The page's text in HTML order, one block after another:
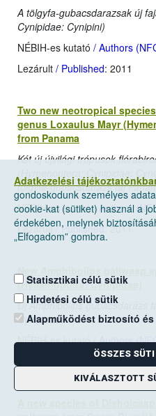
A tölgyfa-gubacsdarazsak új
Cynipidae: Cynipini)
NÉBIH-es kutató / Authors
Lezárult / Published: 2011
Two new neotropical
genus Loxaulus Mayr
from Panama
Két új újvilági trópusok
tölgyfa-gubacsdarázs faj
NÉBIH-es kutató/ Authors
Lezárult/ Published : 2011
New Amphibolips gallwasp
(Hymenoptera: Cynipidae)
Új Amphibolips gubacsdarázs
Cynipidae)
NÉBIH-es kutató/ Authors
/ Published: 2011
Adatkezelési
gondoskodunk személyes
cookie-kat (sütiket) használ a
érdekében, melynek
„Elfogadom” gombra.
Statisztikai célú sütik
Hirdetési célú sütik
Alapműködést biztosító
ÖSSZES
KIVÁLASZTOTT